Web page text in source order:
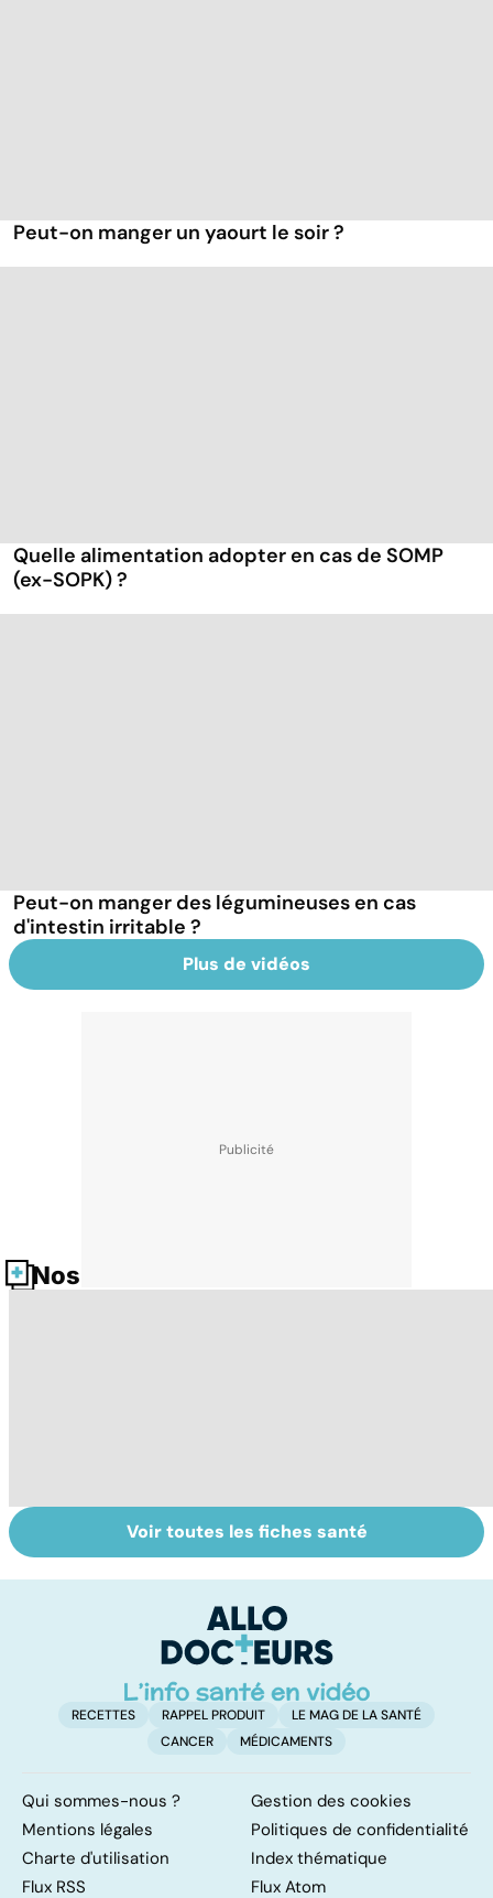
Peut-on manger un yaourt le soir ?
Quelle alimentation adopter en cas de SOMP
(ex-SOPK) ?
Peut-on manger des légumineuses en cas
d'intestin irritable ?
Plus de vidéos
Nos fiches santé
Tout savoir sur
les infections
Inflammation des
amygdales : que
d'angine ?
Voir toutes les fiches santé
RECETTES RAPPEL PRODUIT
LE MAG DE LA SANTÉ
CANCER
MÉDICAMENTS
Qui sommes-nous ?
Gestion des cookies
Mentions légales
Politiques de confidentialité
Charte d'utilisation
Index thématique
Flux RSS
Flux Atom